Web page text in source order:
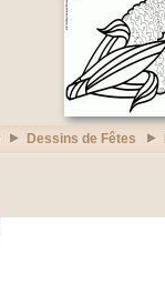
Dessins de Fêtes